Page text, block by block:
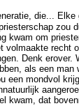
die...
zou
kwam om
volmaakte recht
Denk erover.
als een man
een mondvol
kwam, dat